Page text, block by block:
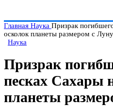
Главная Наука Призрак
осколок планеты размером с Луну
Наука
Призрак
песках Сахары
планеты